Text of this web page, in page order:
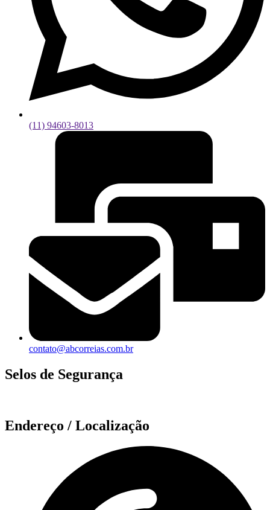
(11) 94603-8013
contato@abcorreias.com.br
Selos de Segurança
Endereço / Localização